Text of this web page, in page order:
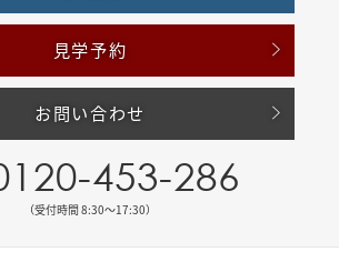
見学予約
お問い合わせ
453-286
（受付時間 8:30〜17:30）